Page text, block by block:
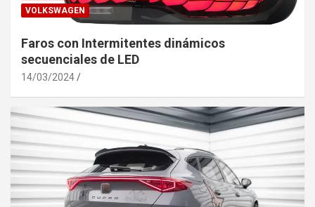
VOLKSWAGEN
Faros con Intermitentes dinámicos
secuenciales de LED
14/03/2024